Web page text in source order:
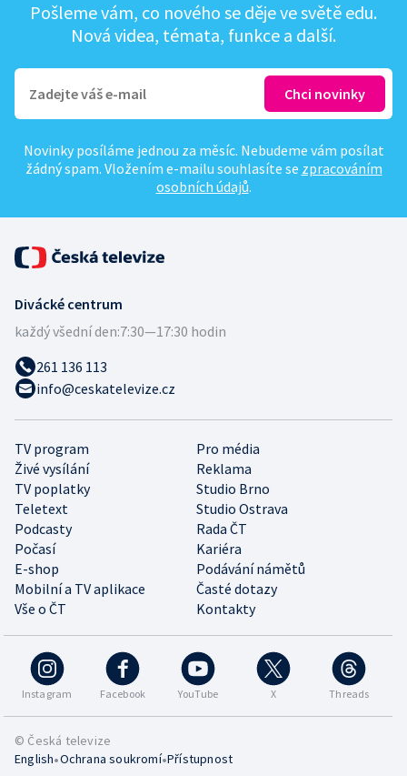
Pošleme vám, co nového se děje ve světě edu.
Nová videa, témata, funkce a další.
Novinky posíláme jednou za měsíc. Nebudeme vám posílat
žádný spam. Vložením e-mailu souhlasíte se zpracováním
osobních údajů.